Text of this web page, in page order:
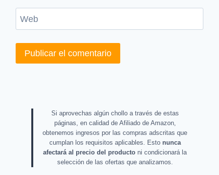
Web
Si aprovechas algún chollo a través de estas
páginas, en calidad de Afiliado de Amazon,
obtenemos ingresos por las compras adscritas que
cumplan los requisitos aplicables. Esto nunca
afectará al precio del producto ni condicionará la
selección de las ofertas que analizamos.